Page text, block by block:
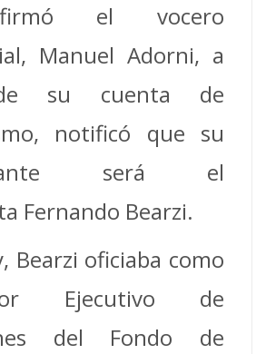
el vocero
Manuel Adorni, a
su cuenta de
notificó que su
será el
Fernando Bearzi.
Bearzi oficiaba como
Ejecutivo de
del Fondo de